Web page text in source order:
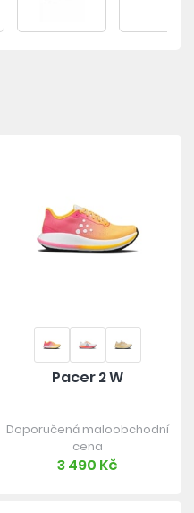
Pacer 2 W
Doporučená maloobchodní
cena
3 490 Kč